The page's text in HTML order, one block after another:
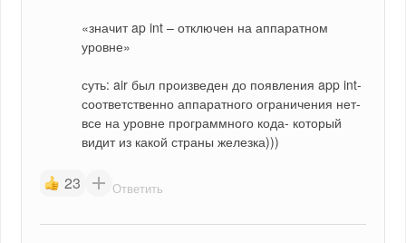
«значит ap int – отключен на аппаратном
уровне»
суть: air был произведен до появления app int-
соответственно аппаратного ограничения нет-
все на уровне программного кода- который
видит из какой страны железка)))
23 Ответить